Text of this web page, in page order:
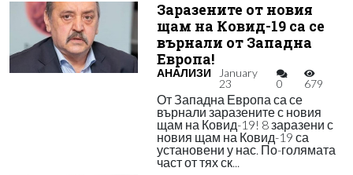
Заразените от новия
щам на Ковид-19 са се
върнали от Западна
Европа!
АНАЛИЗИ
January
23
0 679
От Западна Европа са се
върнали заразените с новия
щам на Ковид-19! 8 заразени с
новия щам на Ковид-19 са
установени у нас. По-голямата
част от тях ск...